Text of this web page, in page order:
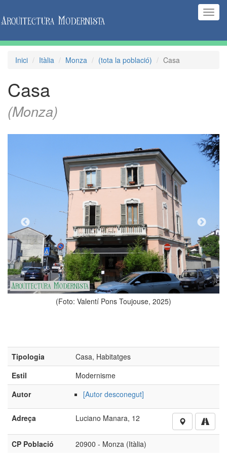
Inici Itàlia Monza (tota la població) Casa
Casa
(Monza)
Pons Toujouse, 2025)
Tipologia
Casa, Habitatges
Estil
Modernisme
Autor
[Autor desconegut]
Adreça Luciano Manara, 12
CP Població 20900 - Monza (Itàlia)